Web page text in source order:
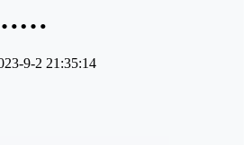
9-2 21:35:14